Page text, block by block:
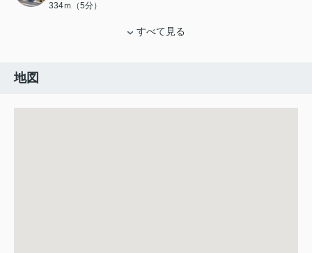
334ｍ（5分）
すべて見る
地図